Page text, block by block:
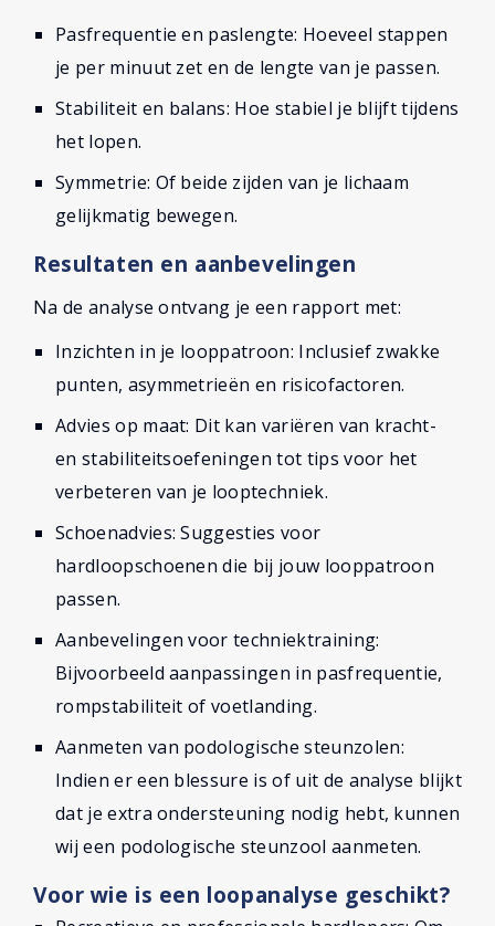
Pasfrequentie en paslengte: Hoeveel stappen
je per minuut zet en de lengte van je passen.
Stabiliteit en balans: Hoe stabiel je blijft tijdens
het lopen.
Symmetrie: Of beide zijden van je lichaam
gelijkmatig bewegen.
Resultaten en aanbevelingen
Na de analyse ontvang je een rapport met:
Inzichten in je looppatroon: Inclusief zwakke
punten, asymmetrieën en risicofactoren.
Advies op maat: Dit kan variëren van kracht-
en stabiliteitsoefeningen tot tips voor het
verbeteren van je looptechniek.
Schoenadvies: Suggesties voor
hardloopschoenen die bij jouw looppatroon
passen.
Aanbevelingen voor techniektraining:
Bijvoorbeeld aanpassingen in pasfrequentie,
rompstabiliteit of voetlanding.
Aanmeten van podologische steunzolen:
Indien er een blessure is of uit de analyse blijkt
dat je extra ondersteuning nodig hebt, kunnen
wij een podologische steunzool aanmeten.
Voor wie is een loopanalyse geschikt?